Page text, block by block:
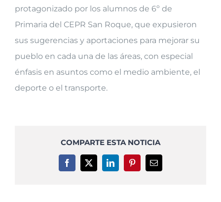
protagonizado por los alumnos de 6º de
Primaria del CEPR San Roque, que expusieron
sus sugerencias y aportaciones para mejorar su
pueblo en cada una de las áreas, con especial
énfasis en asuntos como el medio ambiente, el
deporte o el transporte.
COMPARTE ESTA NOTICIA
Facebook
X LinkedInPinterestCorreo